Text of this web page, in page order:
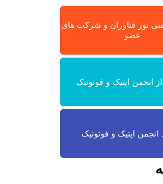
نور فناوران و شرکت های
عضو
انجمن اپتیک و فوتونیک
انجمن اپتیک و فوتونیک